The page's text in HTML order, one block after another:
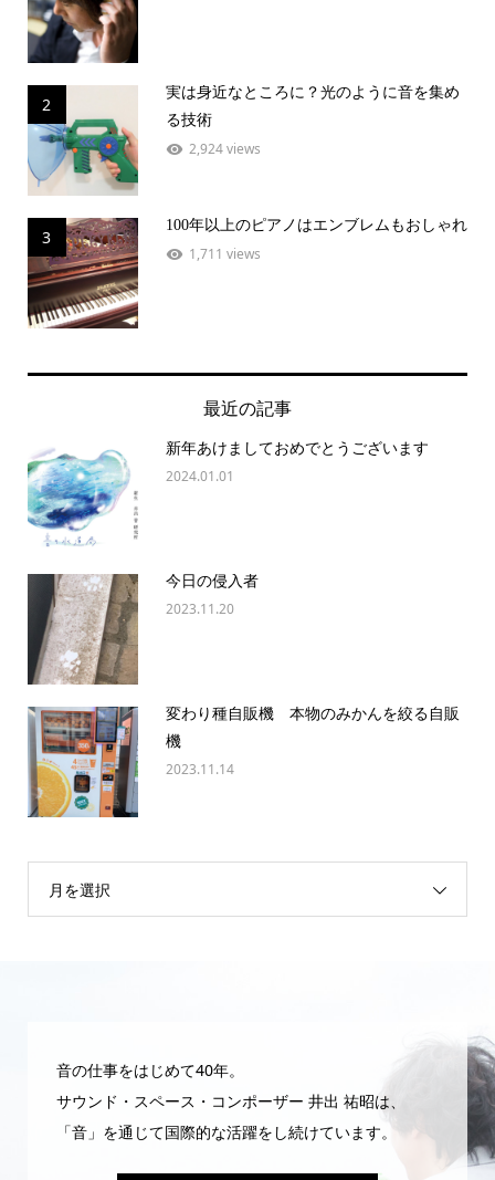
2
実は身近なところに？光のように音を集め
る技術
2,924 views
3
100年以上のピアノはエンブレムもおしゃれ
1,711 views
最近の記事
新年あけましておめでとうございます
2024.01.01
今日の侵入者
2023.11.20
変わり種自販機 本物のみかんを絞る自販
機
2023.11.14
月を選択
音の仕事をはじめて40年。
サウンド・スペース・コンポーザー 井出 祐昭は、
「音」を通じて国際的な活躍をし続けています。